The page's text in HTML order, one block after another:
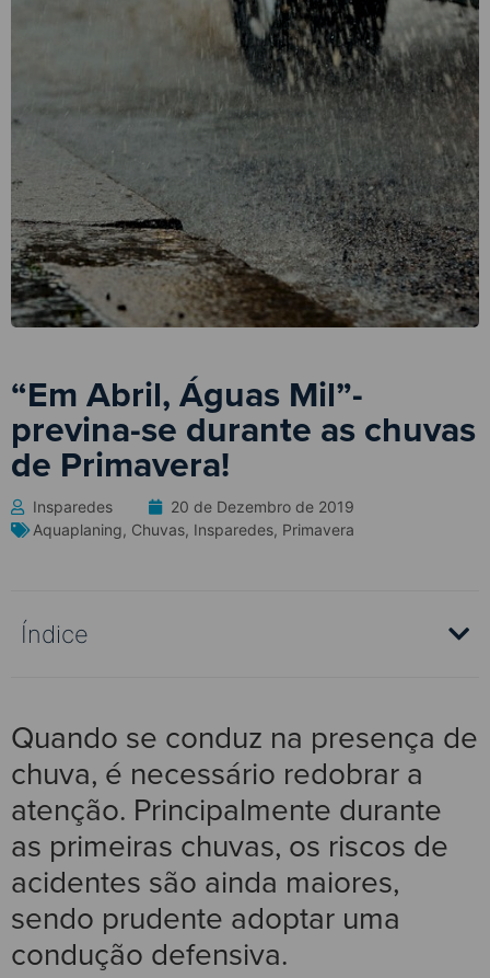
“Em Abril, Águas Mil”-
previna-se durante as chuvas
de Primavera!
Insparedes
20 de Dezembro de 2019
Aquaplaning, Chuvas, Insparedes, Primavera
Índice
Quando se conduz na presença de
chuva, é necessário redobrar a
atenção. Principalmente durante
as primeiras chuvas, os riscos de
acidentes são ainda maiores,
sendo prudente adoptar uma
condução defensiva.